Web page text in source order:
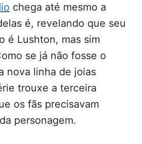
chega até mesmo a
é, revelando que seu
é Lushton, mas sim
se já não fosse o
nova linha de joias
trouxe a terceira
os fãs precisavam
personagem.